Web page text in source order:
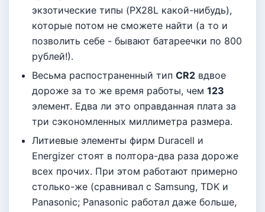
экзотические типы (PX28L какой-нибудь),
которые потом не сможете найти (а то и
позволить себе - бывают батареечки по 800
рублей!).
Весьма распостраненный типCR2 вдвое
дороже за то же время работы, чем123
элемент. Едва ли это оправданная плата за
три сэкономленных миллиметра размера.
Литиевые элементы фирм Duracell и
Energizer стоят в полтора-два раза дороже
всех прочих. При этом работают примерно
столько-же (сравнивал с Samsung, TDK и
Panasonic; Panasonic работал даже больше,